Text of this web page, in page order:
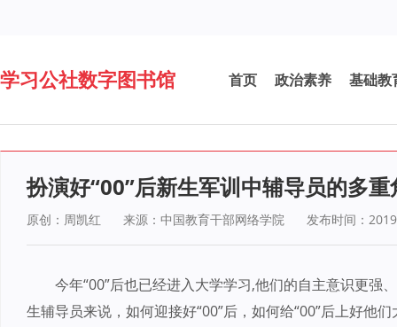
学习公社数字图书馆 首页 政治素养 基础教
扮演好“00”后新生军训中辅导员的多重
原创： 周凯红 来源：中国教育干部网络学院 发布时间：
今年“00”后也已经进入大学学习,他们的自主意识更强
生辅导员来说，如何迎接好“00”后，如何给“00”后上好